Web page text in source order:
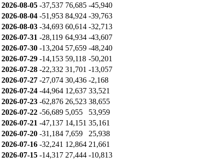
2026-08-05 -37,537 76,685 -45,940
2026-08-04 -51,953 84,924 -39,763
2026-08-03 -34,693 60,614 -32,713
2026-07-31 -28,119 64,934 -43,607
2026-07-30 -13,204 57,659 -48,240
2026-07-29 -14,153 59,118 -50,201
2026-07-28 -22,332 31,701 -13,057
2026-07-27 -27,074 30,436 -2,168
2026-07-24 -44,964 12,637 33,521
2026-07-23 -62,876 26,523 38,655
2026-07-22 -56,689 5,055
53,959
2026-07-21 -47,137 14,151 35,161
2026-07-20 -31,184 7,659
25,938
2026-07-16 -32,241 12,864 21,661
2026-07-15 -14,317 27,444 -10,813